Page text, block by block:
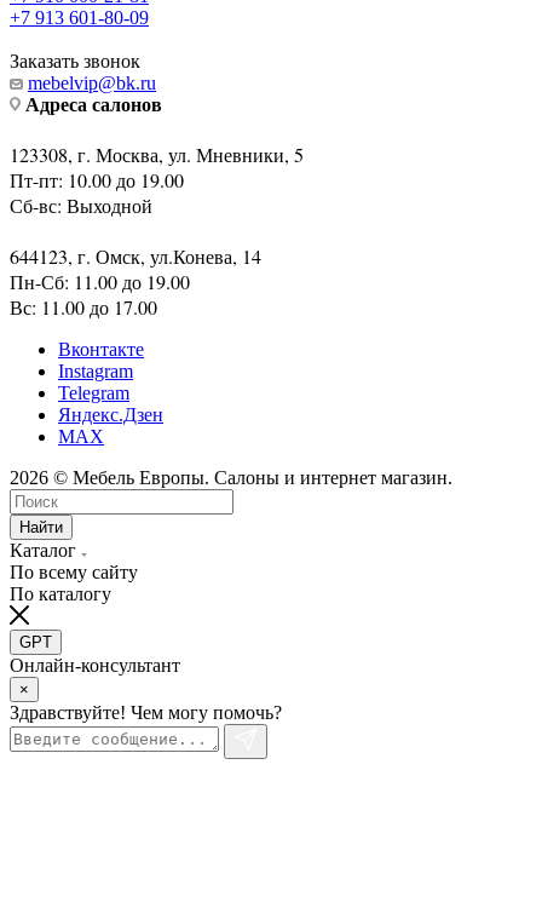
+7 913 601-80-09
Заказать звонок
mebelvip@bk.ru
Адреса салонов
123308, г. Москва, ул. Мневники, 5
Пт-пт: 10.00 до 19.00
Сб-вс: Выходной
644123, г. Омск, ул.Конева, 14
Пн-Сб: 11.00 до 19.00
Вс: 11.00 до 17.00
Вконтакте
Instagram
Telegram
Яндекс.Дзен
MAX
2026 © Мебель Европы. Салоны и интернет магазин.
Найти
Каталог
По всему сайту
По каталогу
GPT
Онлайн-консультант
×
Здравствуйте! Чем могу помочь?